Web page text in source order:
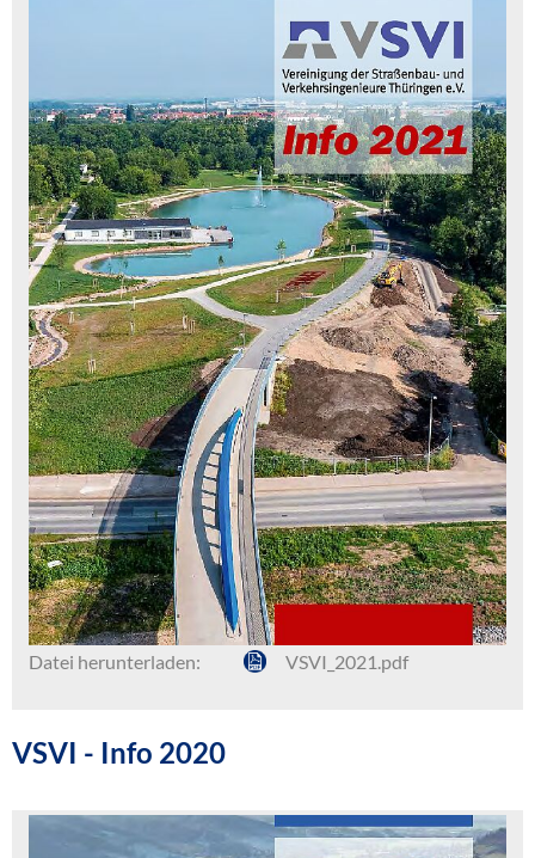
Datei herunterladen: VSVI_2021.pdf
VSVI - Info 2020